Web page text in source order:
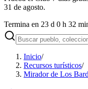
31 de agosto.
Termina en 23 d 0 h 32
Inicio/
Recursos turísticos/
Mirador de Los